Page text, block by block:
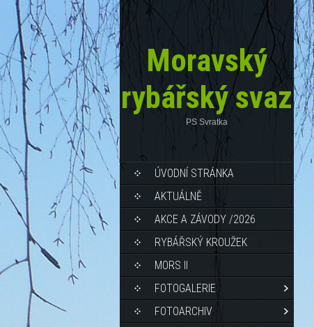
Moravský
rybářský svaz
PS Svratka
ÚVODNÍ STRÁNKA
AKTUÁLNĚ
AKCE A ZÁVODY /2026
RYBÁŘSKÝ KROUŽEK
MORS II
FOTOGALERIE
FOTOARCHIV